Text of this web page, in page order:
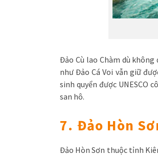
Đảo Cù lao Chàm dù
như Đảo Cá Voi vẫn giữ
sinh quyển được UNESCO
san hô.
7. Đảo Hòn
Đảo Hòn Sơn thuộc tỉnh